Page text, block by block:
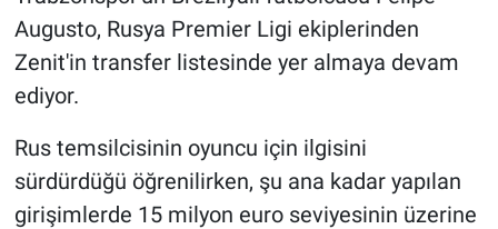
Augusto, Rusya Premier Ligi ekiplerinden
Zenit'in transfer listesinde yer almaya devam
ediyor.
Rus temsilcisinin oyuncu için ilgisini
sürdürdüğü öğrenilirken, şu ana kadar yapılan
girişimlerde 15 milyon euro seviyesinin üzerine